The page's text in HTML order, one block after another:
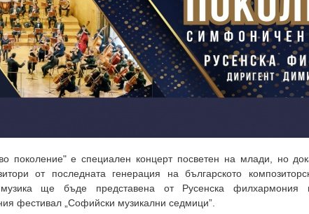
поколение" е специален концерт посветен на млади, но
от последната генерация на българското
музика ще бъде представена от Русенска
фестивал „Софийски музикални седмици”.